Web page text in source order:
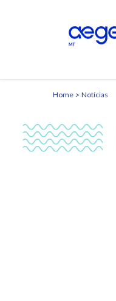
Home Notícias